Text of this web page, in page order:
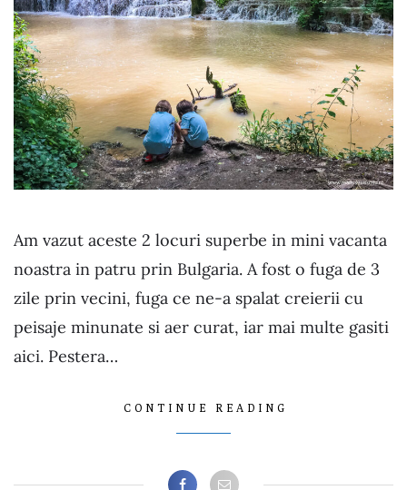
Am vazut aceste 2 locuri superbe in mini vacanta
noastra in patru prin Bulgaria. A fost o fuga de 3
zile prin vecini, fuga ce ne-a spalat creierii cu
peisaje minunate si aer curat, iar mai multe gasiti
aici. Pestera…
CONTINUE READING